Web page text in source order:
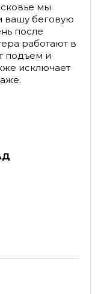
мы
вашу беговую
после
работают в
подъем и
исключает